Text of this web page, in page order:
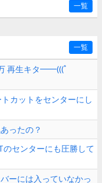
一覧
一覧
再生キタ━━(((ﾟ
カットをセンターにし
ったの？
センターにも圧勝して
ーには入っていなかっ